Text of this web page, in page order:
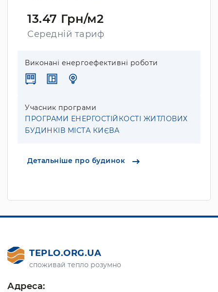
13.47 Грн/м2
Середній тариф
Виконані енергоефективні роботи
Учасник програми
ПРОГРАМИ ЕНЕРГОСТІЙКОСТІ ЖИТЛОВИХ
БУДИНКІВ МІСТА КИЄВА
Детальніше про будинок
TEPLO.ORG.UA
споживай тепло розумно
Адреса: